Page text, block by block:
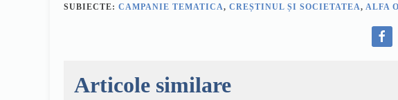
SUBIECTE: CAMPANIE TEMATICA, CREȘTINUL ȘI SOCIETATEA, ALFA
Articole similare